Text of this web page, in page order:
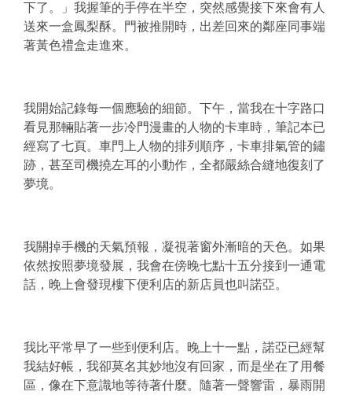
下了。」我握筆的手停在半空，突然感覺接下來會有人
送來一盒鳳梨酥。門被推開時，出差回來的鄰座同事端
著黃色禮盒走進來。
我開始記錄每一個應驗的細節。下午，當我在十字路口
看見那輛貼著一步冷門漫畫的人物的卡車時，筆記本已
經寫了七頁。車門上人物的排列順序，卡車排氣管的鏽
跡，甚至司機撓左耳的小動作，全都嚴絲合縫地復刻了
夢境。
我關掉手機的天氣預報，凝視著窗外漸暗的天色。如果
依然按照夢境發展，我會在傍晚七點十五分接到一通電
話，晚上會發現樓下便利店的新店員也叫諾亞。
我比平常早了一些到便利店。晚上十一點，諾亞已經幫
我結好帳，我卻莫名其妙地沒有回家，而是坐在了用餐
區，像在下意識地等待著什麼。隨著一聲響雷，暴雨開